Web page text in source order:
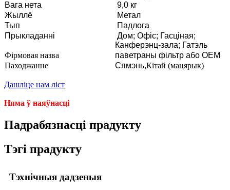
Вага нета
9,0 кг
Жыллё
Метал
Тып
Падлога
Прыкладанні
Дом; Офіс; Гасціная;
Канферэнц-зала; Гатэль
Фірмовая назва
паветраны фільтр або OEM
Паходжанне
Сямэнь,Кітай (мацярык)
Дашліце нам ліст
Няма ў наяўнасці
Падрабязнасці прадукту
Тэгі прадукту
Тэхнічныя дадзеныя